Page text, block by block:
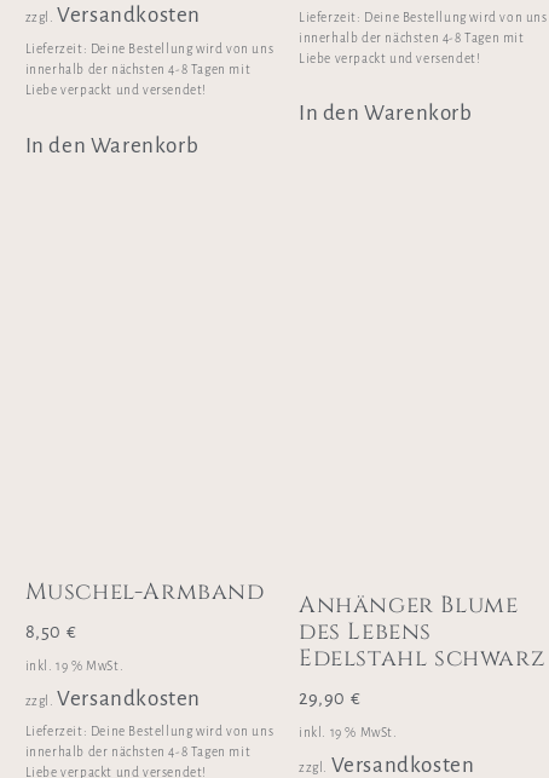
zzgl. Versandkosten
Lieferzeit: Deine Bestellung wird von uns
innerhalb der nächsten 4-8 Tagen mit
Liebe verpackt und versendet!
In den Warenkorb
Lieferzeit: Deine Bestellung wird von uns
innerhalb der nächsten 4-8 Tagen mit
Liebe verpackt und versendet!
In den Warenkorb
Muschel-Armband
8,50 €
inkl. 19 % MwSt.
zzgl. Versandkosten
Lieferzeit: Deine Bestellung wird von uns
innerhalb der nächsten 4-8 Tagen mit
Liebe verpackt und versendet!
Anhänger Blume
des Lebens
Edelstahl schwarz
29,90 €
inkl. 19 % MwSt.
zzgl. Versandkosten